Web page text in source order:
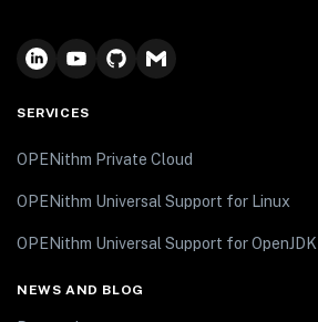
SERVICES
OPENithm Private Cloud
OPENithm Universal Support for Linux
OPENithm Universal Support for OpenJDK
NEWS AND BLOG